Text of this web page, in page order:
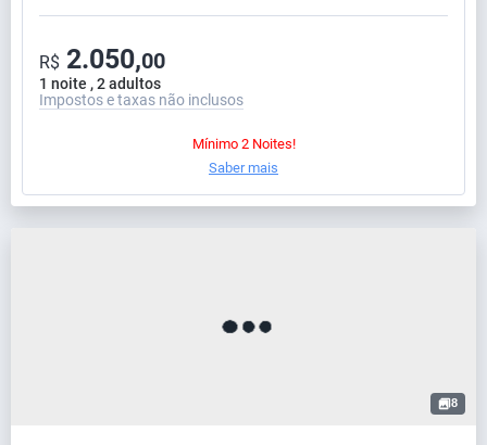
1 noite , 2 adultos
R$ 2.050,00
Impostos e taxas não inclusos
Mínimo 2 Noites!
Saber mais
8